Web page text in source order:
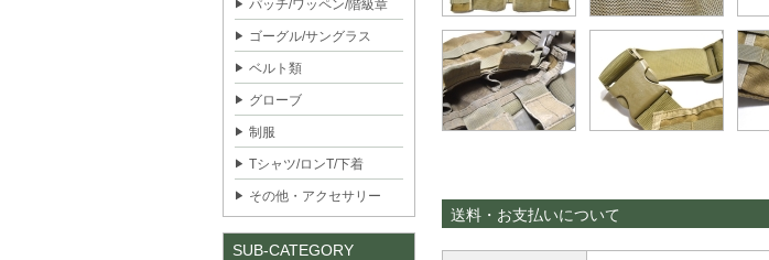
パッチ/ワッペン/階級章
ゴーグル/サングラス
ベルト類
グローブ
制服
Tシャツ/ロンT/下着
その他・アクセサリー
SUB-CATEGORY
送料・お支払いについて